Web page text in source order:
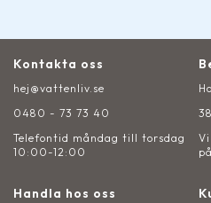
Kontakta oss
hej@vattenliv.se
0480 - 73 73 40
Telefontid måndag till torsdag
10:00-12:00
Handla hos oss